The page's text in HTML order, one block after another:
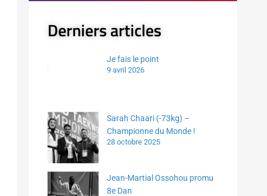
Derniers articles
Je fais le point
9 avril 2026
Sarah Chaari (-73kg) –
Championne du Monde !
28 octobre 2025
Jean-Martial Ossohou promu
8e Dan